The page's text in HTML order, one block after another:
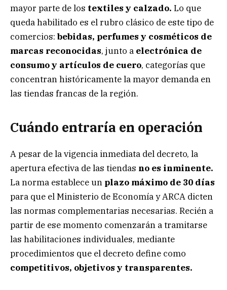
mayor parte de los textiles y calzado. Lo que
queda habilitado es el rubro clásico de este tipo de
comercios: bebidas, perfumes y cosméticos de
marcas reconocidas, junto a electrónica de
consumo y artículos de cuero, categorías que
concentran históricamente la mayor demanda en
las tiendas francas de la región.
Cuándo entraría en operación
A pesar de la vigencia inmediata del decreto, la
apertura efectiva de las tiendas no es inminente.
La norma establece un plazo máximo de 30 días
para que el Ministerio de Economía y ARCA dicten
las normas complementarias necesarias. Recién a
partir de ese momento comenzarán a tramitarse
las habilitaciones individuales, mediante
procedimientos que el decreto define como
competitivos, objetivos y transparentes.